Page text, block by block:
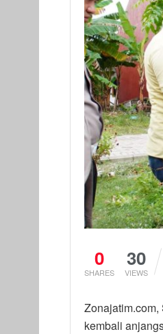
0
SHARES
30
VIEWS
kembali